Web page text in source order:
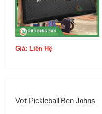
Giá: Liên Hệ
Vợt Pickleball Ben Johns